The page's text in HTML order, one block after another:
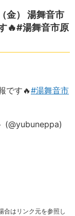
金） 湯舞音市
🔥#湯舞音市原
です🔥#湯舞音市
(@yubuneppa)
合はリンク元を参照し